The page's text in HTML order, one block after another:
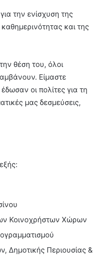
την ενίσχυση της
και της
θέση του, όλοι
Είμαστε
οι πολίτες για τη
μας δεσμεύσεις,
Κοινοχρήστων Χώρων
Δημοτικής Περιουσίας &